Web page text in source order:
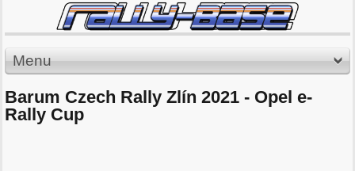
Menu
Barum Czech Rally Zlín 2021 - Opel e-
Rally Cup